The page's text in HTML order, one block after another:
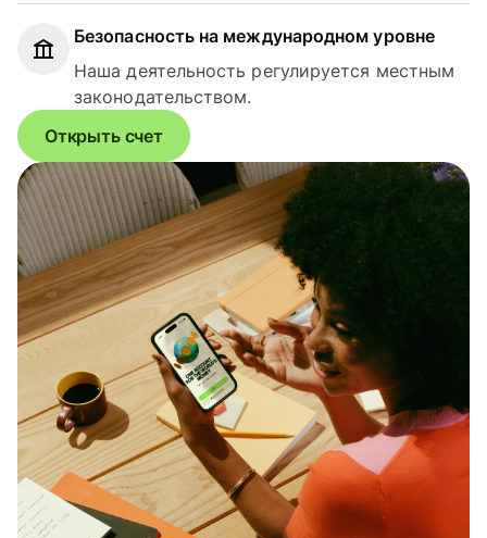
Безопасность на международном уровне
Наша деятельность регулируется местным
законодательством.
Открыть счет